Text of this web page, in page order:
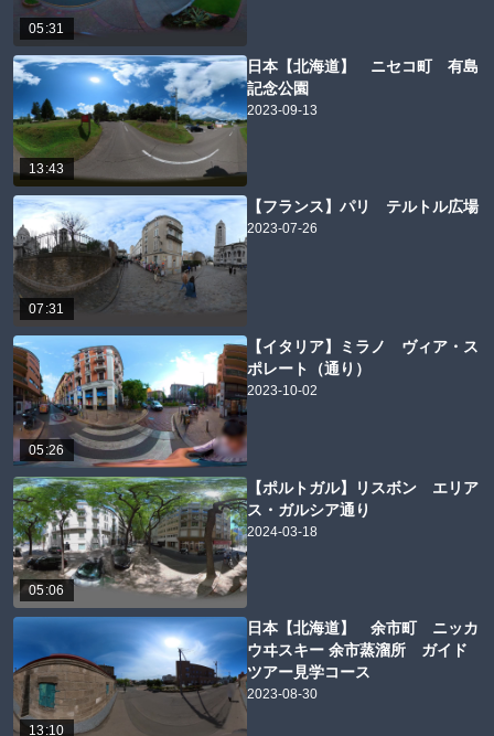
05:31
13:43
日本【北海道】 ニセコ町 有島
記念公園
2023-09-13
07:31
【フランス】パリ テルトル広場
2023-07-26
05:26
【イタリア】ミラノ ヴィア・ス
ポレート（通り）
2023-10-02
05:06
【ポルトガル】リスボン エリア
ス・ガルシア通り
2024-03-18
13:10
日本【北海道】 余市町 ニッカ
ウヰスキー 余市蒸溜所 ガイド
ツアー見学コース
2023-08-30